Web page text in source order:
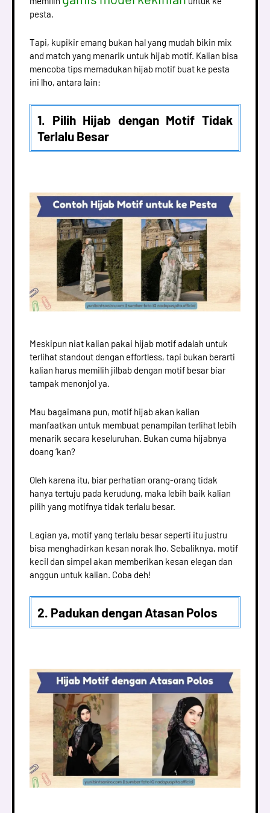
pesta.
Tapi, kupikir emang bukan hal yang mudah bikin mix
and match yang menarik untuk hijab motif. Kalian bisa
mencoba tips memadukan hijab motif buat ke pesta
ini lho, antara lain:
1. Pilih Hijab dengan Motif Tidak
Terlalu Besar
Meskipun niat kalian pakai hijab motif adalah untuk
terlihat standout dengan effortless, tapi bukan berarti
kalian harus memilih jilbab dengan motif besar biar
tampak menonjol ya.
Mau bagaimana pun, motif hijab akan kalian
manfaatkan untuk membuat penampilan terlihat lebih
menarik secara keseluruhan. Bukan cuma hijabnya
doang ‘kan?
Oleh karena itu, biar perhatian orang-orang tidak
hanya tertuju pada kerudung, maka lebih baik kalian
pilih yang motifnya tidak terlalu besar.
Lagian ya, motif yang terlalu besar seperti itu justru
bisa menghadirkan kesan norak lho. Sebaliknya, motif
kecil dan simpel akan memberikan kesan elegan dan
anggun untuk kalian. Coba deh!
2. Padukan dengan Atasan Polos